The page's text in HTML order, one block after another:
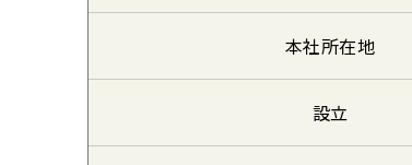
本社所在地
設立